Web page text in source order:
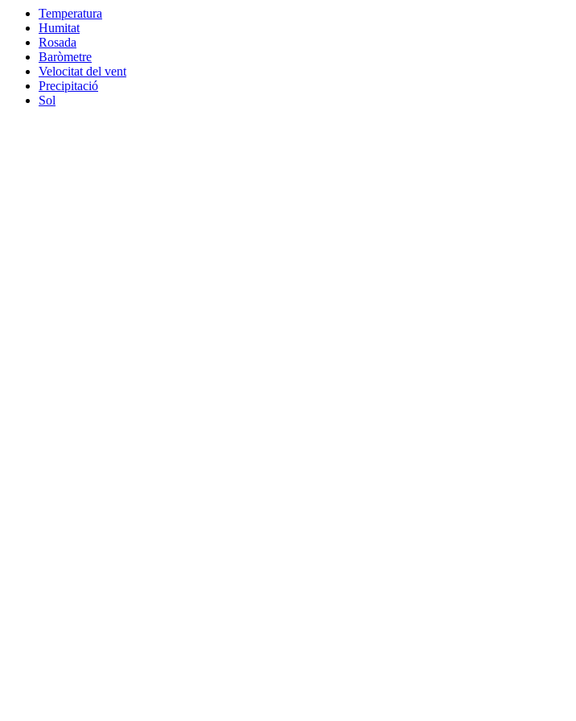
Temperatura
Humitat
Rosada
Baròmetre
Velocitat del vent
Precipitació
Sol